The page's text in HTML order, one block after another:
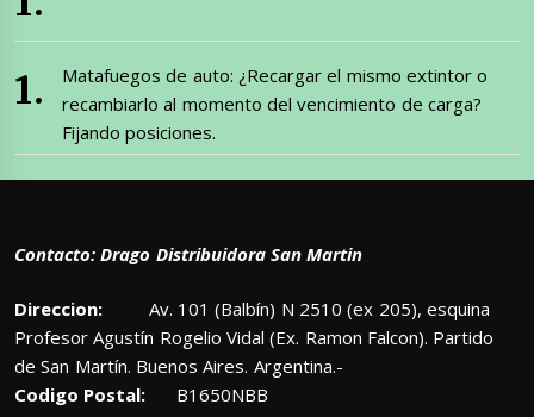
Matafuegos de auto: ¿Recargar el mismo extintor o
recambiarlo al momento del vencimiento de carga?
Fijando posiciones.
Contacto: Drago Distribuidora San Martin
Direccion: Av. 101 (Balbín) N 2510 (ex 205), esquina
Profesor Agustín Rogelio Vidal (Ex. Ramon Falcon). Partido
de San Martín. Buenos Aires. Argentina.-
Codigo Postal: B1650NBB